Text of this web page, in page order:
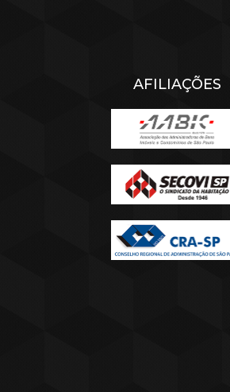
AFILIAÇÕES